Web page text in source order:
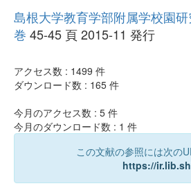
島根大学教育学部附属学校園
巻 45-45 頁 2015-11 発行
アクセス数 : 1499 件
ダウンロード数 : 165 件
今月のアクセス数 : 5 件
今月のダウンロード数 : 1 件
この文献の参照には次の
https://